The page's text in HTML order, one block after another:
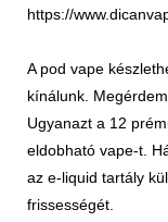
https://
A pod vape
kínálunk.
Ugyanazt a 12
eldobható vape-t.
az e-liquid tartály
frissességét.